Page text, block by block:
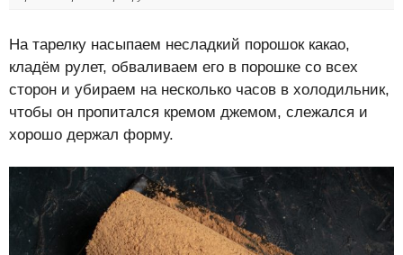
На тарелку насыпаем несладкий порошок какао,
кладём рулет, обваливаем его в порошке со всех
сторон и убираем на несколько часов в холодильник,
чтобы он пропитался кремом джемом, слежался и
хорошо держал форму.